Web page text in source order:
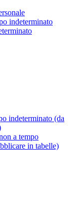
indeterminato
indeterminato (da
a tempo
in tabelle)